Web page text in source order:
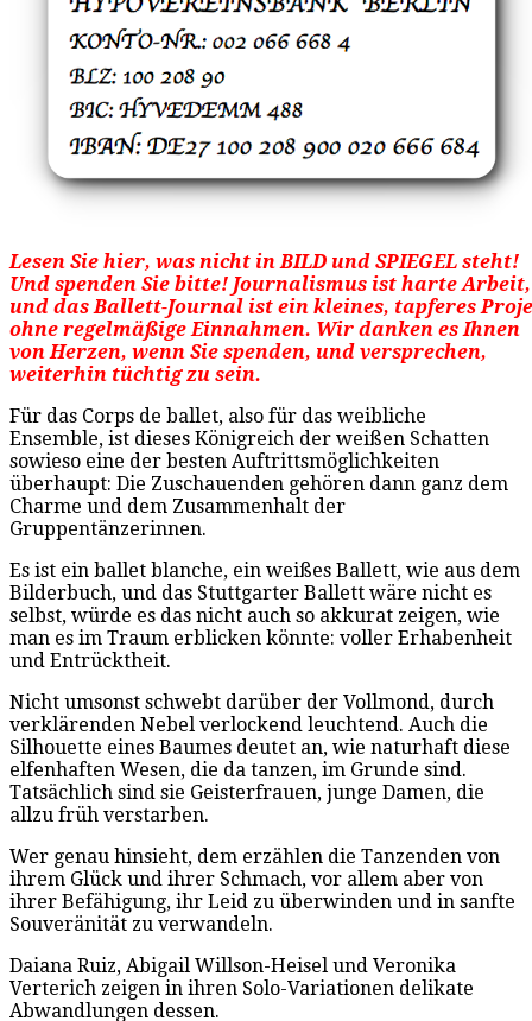
Lesen Sie hier, was nicht in BILD und SPIEGEL steht!
Und spenden Sie bitte! Journalismus ist harte Arbeit,
und das Ballett-Journal ist ein kleines, tapferes
ohne regelmäßige Einnahmen. Wir danken es Ihnen
von Herzen, wenn Sie spenden, und versprechen,
weiterhin tüchtig zu sein.
Für das Corps de ballet, also für das weibliche
Ensemble, ist dieses Königreich der weißen Schatten
sowieso eine der besten Auftrittsmöglichkeiten
überhaupt: Die Zuschauenden gehören dann ganz dem
Charme und dem Zusammenhalt der
Gruppentänzerinnen.
Es ist ein ballet blanche, ein weißes Ballett, wie aus dem
Bilderbuch, und das Stuttgarter Ballett wäre nicht es
selbst, würde es das nicht auch so akkurat zeigen, wie
man es im Traum erblicken könnte: voller Erhabenheit
und Entrücktheit.
Nicht umsonst schwebt darüber der Vollmond, durch
verklärenden Nebel verlockend leuchtend. Auch die
Silhouette eines Baumes deutet an, wie naturhaft diese
elfenhaften Wesen, die da tanzen, im Grunde sind.
Tatsächlich sind sie Geisterfrauen, junge Damen, die
allzu früh verstarben.
Wer genau hinsieht, dem erzählen die Tanzenden von
ihrem Glück und ihrer Schmach, vor allem aber von
ihrer Befähigung, ihr Leid zu überwinden und in sanfte
Souveränität zu verwandeln.
Daiana Ruiz, Abigail Willson-Heisel und Veronika
Verterich zeigen in ihren Solo-Variationen delikate
Abwandlungen dessen.